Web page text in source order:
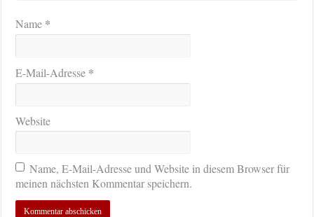
Name *
E-Mail-Adresse *
Website
Name, E-Mail-Adresse und Website in diesem Browser für
meinen nächsten Kommentar speichern.